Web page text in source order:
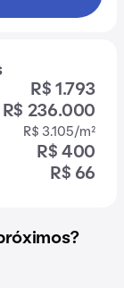
R$ 1.793
R$ 236.000
R$ 3.105/m²
R$ 400
R$ 66